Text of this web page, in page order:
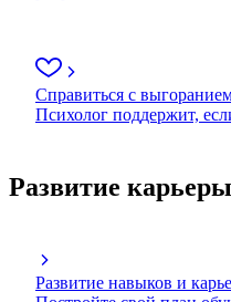
Справиться с
Психолог поддержит,
Развитие карьеры
Развитие навыков и